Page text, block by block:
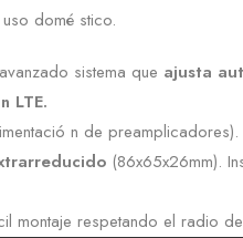
domé stico.
sistema que ajusta
LTE.
n de preamplicadores).
(86x65x26mm).
montaje respetando el radio